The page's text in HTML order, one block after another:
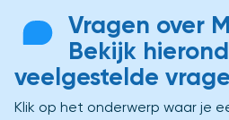
Vragen over
Bekijk
veelgestelde
Klik op het onderwerp waar je